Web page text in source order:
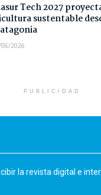
Tech 2027
sustentable
2026
PUBLICIDAD
la revista digital e